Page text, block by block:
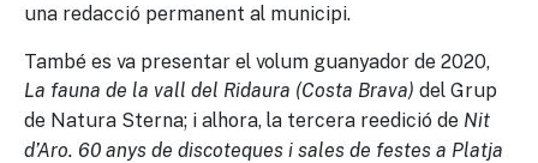
una redacció permanent al municipi.
També es va presentar el volum guanyador de 2020,
La fauna de la vall del Ridaura (Costa Brava) del Grup
de Natura Sterna; i alhora, la tercera reedició de Nit
d’Aro. 60 anys de discoteques i sales de festes a Platja